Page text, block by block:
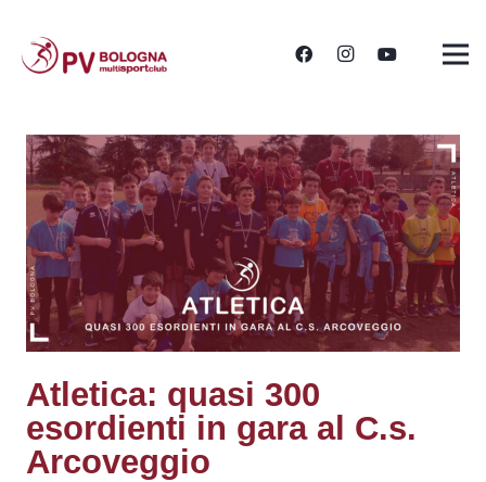
Atletica: quasi 300
esordienti in gara al C.s.
Arcoveggio